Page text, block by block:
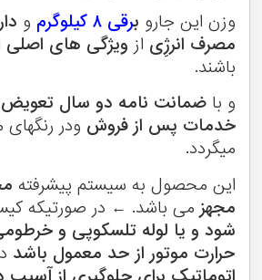
وزن این جاروبرقی ۸ کیلوگرم و
مصرف انرژِیازویژگی های اصلیاین
باشند.
و با
خدمات پس از فروشودر رنگهای
میگردد.
این محصول به سیستم پیشرفته
مجهزمی باشد. ← در صورتیکه کیسه
شود و یا لوله تلسکوپی و خرطومی
حرارت موتور از حد معمول باشد